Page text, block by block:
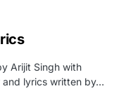
Arijit Singh with
and lyrics written by…